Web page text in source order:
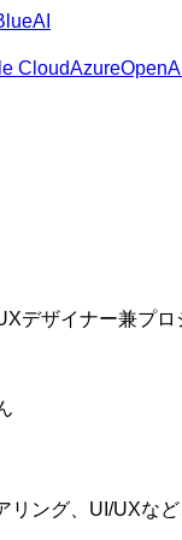
CloudAzureOpenAI
ング、UI/UXな